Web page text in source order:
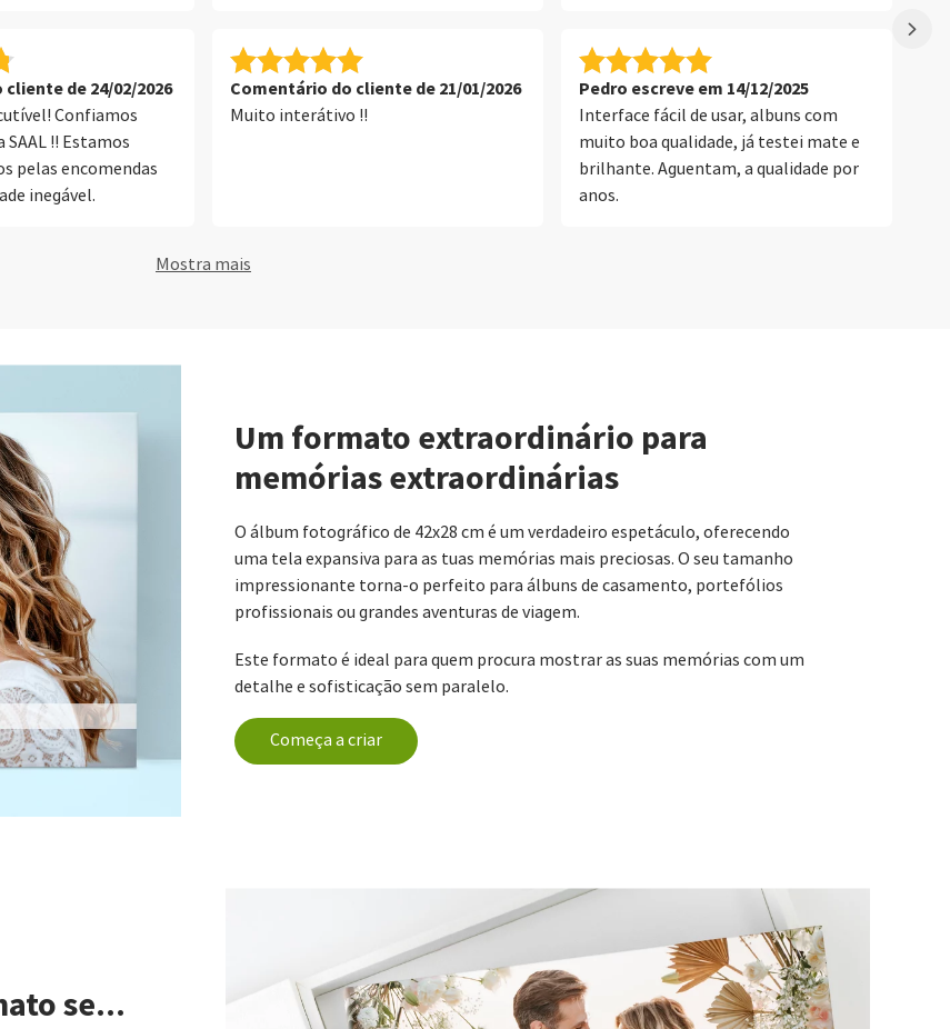
de 24/02/2026
Confiamos
!! Estamos
pelas encomendas
inegável.
Comentário do cliente de 21/01/2026
Muito interátivo !!
Pedro escreve em 14/12/2025
Interface fácil de usar, albuns com
muito boa qualidade, já testei mate e
brilhante. Aguentam, a qualidade por
anos.
Mostra mais
Um formato extraordinário para
memórias extraordinárias
O álbum fotográfico de 42x28 cm é um verdadeiro espetáculo, oferecendo
uma tela expansiva para as tuas memórias mais preciosas. O seu tamanho
impressionante torna-o perfeito para álbuns de casamento, portefólios
profissionais ou grandes aventuras de viagem.
Este formato é ideal para quem procura mostrar as suas memórias com um
detalhe e sofisticação sem paralelo.
Começa a criar
se...